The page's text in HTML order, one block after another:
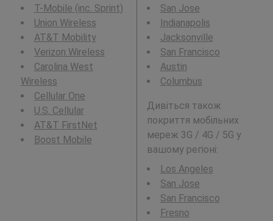
T-Mobile (inc. Sprint)
Union Wireless
AT&T Mobility
Verizon Wireless
Carolina West
Wireless
Cellular One
U.S. Cellular
AT&T FirstNet
Boost Mobile
San Jose
Indianapolis
Jacksonville
San Francisco
Austin
Columbus
Дивіться також
покриття мобільних
мереж 3G / 4G / 5G у
вашому регіоні:
Los Angeles
San Jose
San Francisco
Fresno